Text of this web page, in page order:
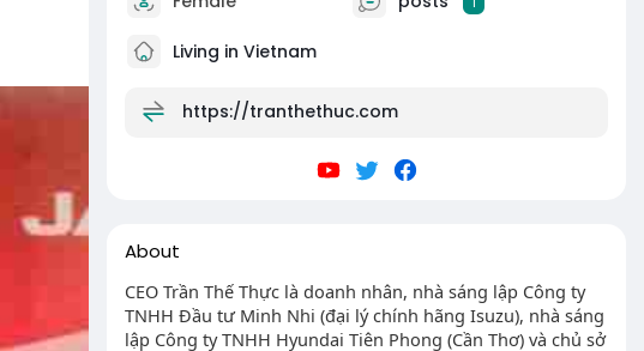
Living in Vietnam
https://tranthethuc.com
About
CEO Trần Thế Thực là doanh nhân, nhà sáng lập Công ty
TNHH Đầu tư Minh Nhi (đại lý chính hãng Isuzu), nhà sáng
lập Công ty TNHH Hyundai Tiên Phong (Cần Thơ) và chủ sở